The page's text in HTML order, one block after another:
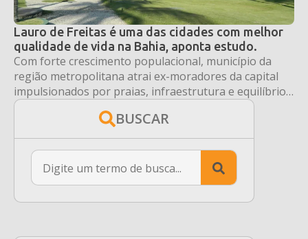
Lauro de Freitas é uma das cidades com melhor
qualidade de vida na Bahia, aponta estudo.
Com forte crescimento populacional, município da
região metropolitana atrai ex-moradores da capital
impulsionados por praias, infraestrutura e equilíbrio
entre trabalho e bem-estar.
BUSCAR
Search